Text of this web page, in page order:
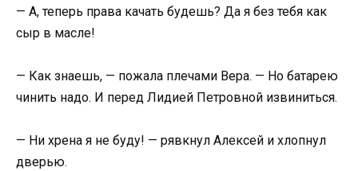
— А, теперь права качать будешь? Да я без тебя как
сыр в масле!
— Как знаешь, — пожала плечами Вера. — Но батарею
чинить надо. И перед Лидией Петровной извиниться.
— Ни хрена я не буду! — рявкнул Алексей и хлопнул
дверью.